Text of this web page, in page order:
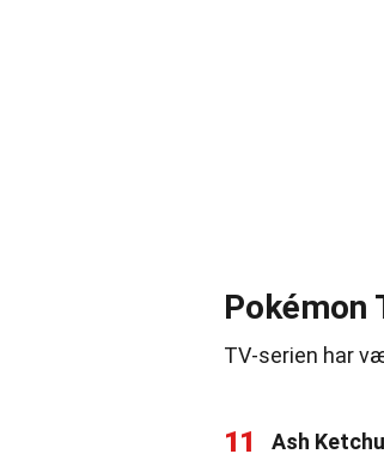
Pokémon
TV-serien har
11 Ash